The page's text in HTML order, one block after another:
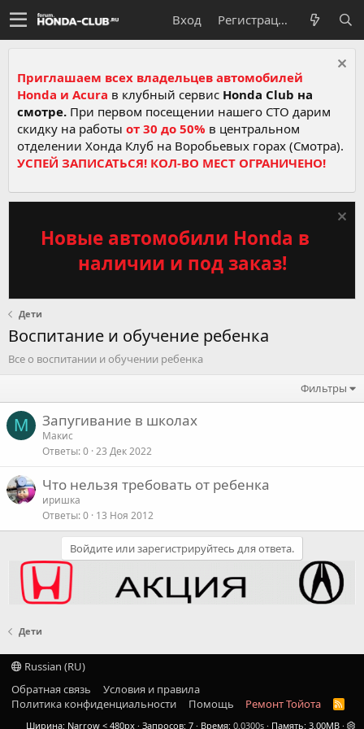
Вход Регистрация
Приглашаем всех владельцев автомобилей
Honda и Acura в клубный сервис Honda Club на
смотре. При первом посещении нашего СТО дарим
скидку на работы от 30 до 50% в центральном
отделении Хонда Клуб на Воробьевых горах (Смотра).
УСПЕЙ ЗАПИСАТЬСЯ! КОЛ-ВО МЕСТ ОГРАНИЧЕНО!
Новые автомобили Honda в
наличии и под заказ!
Дети
Воспитание и обучение ребенка
Все о воспитании и обучении ребенка
Фильтры
М Запугивание в школах
Макис
Ответы 0 23 Дек 2022
Что нельзя требовать от ребенка
иришка
Ответы 0 13 Ноя 2012
Войдите или зарегистрируйтесь для ответа.
Дети
Russian (RU)
Обратная связь
Условия и правила
Политика конфиденциальности
Помощь Ремонт Тойота
R
S
S
Ширина Запросов 7 Время 0.0300s Память 3.00MB